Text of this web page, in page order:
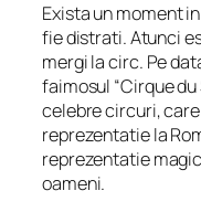
Exista un moment
fie distrati. Atunci
mergi la circ. Pe
faimosul “Cirque du
celebre circuri,
reprezentatie la
reprezentatie
oameni.